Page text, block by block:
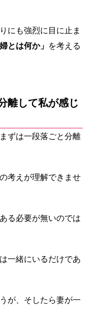
にも強烈に目に止ま
婦とは何か」 を考える
離して私が感じ
ずは一段落ごと分離
考えが理解できませ
る必要が無いのでは
一緒にいるだけであ
が、そしたら妻が一